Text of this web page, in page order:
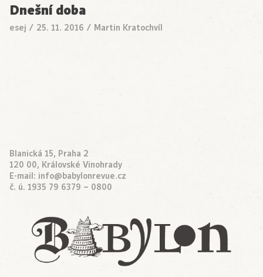
Dnešní doba
esej / 25. 11. 2016 / Martin Kratochvíl
Blanická 15, Praha 2
120 00, Královské Vinohrady
E-mail: info@babylonrevue.cz
č. ú. 1935 79 6379 – 0800